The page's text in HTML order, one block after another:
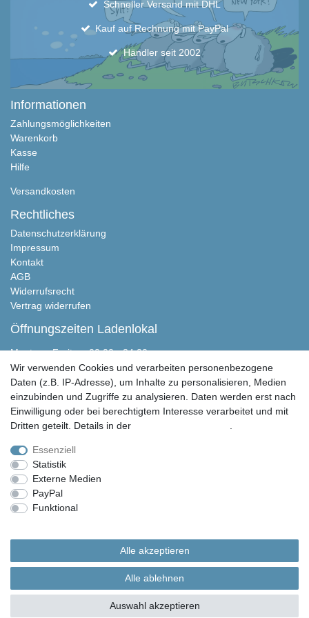
Schneller Versand mit DHL
Kauf auf Rechnung mit PayPal
Händler seit 2002
Informationen
Zahlungsmöglichkeiten
Warenkorb
Kasse
Hilfe
Versandkosten
Rechtliches
Datenschutzerklärung
Impressum
Kontakt
AGB
Widerrufsrecht
Vertrag widerrufen
Öffnungszeiten Ladenlokal
Montag - Freitag, 00:00 - 24:00
Samstag nach Absprache
Sonntag geschlossen
Peter Butschkow Shop
Martensen Handels & Service GmbH
Eichweberstraße 4
D-25821 Bredstedt
04671 943 349 0
04671 943 349 150
info@peter-butschkow.de
Alle Rechte vorbehalten.
Alle in den Webseiten erwähnten Geräte- und Zubehörbezeichnungen dienen lediglich
der Anwendungshilfe. Alle gennanten Markennamen sind eingetragene Warenzeichen
Wir verwenden Cookies und verarbeiten personenbezogene
Daten (z.B. IP-Adresse), um Inhalte zu personalisieren, Medien
einzubinden und Zugriffe zu analysieren. Daten werden erst nach
Einwilligung oder bei berechtigtem Interesse verarbeitet und mit
Dritten geteilt. Details in der
Essenziell
Statistik
Externe Medien
PayPal
Funktional
Alle akzeptieren
Alle ablehnen
Auswahl akzeptieren